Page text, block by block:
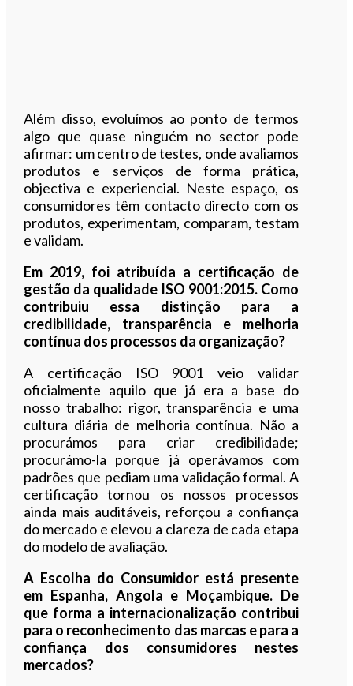
Além disso, evoluímos ao ponto de termos
algo que quase ninguém no sector pode
afirmar: um centro de testes, onde avaliamos
produtos e serviços de forma prática,
objectiva e experiencial. Neste espaço, os
consumidores têm contacto directo com os
produtos, experimentam, comparam, testam
e validam.
Em 2019, foi atribuída a certificação de
gestão da qualidade ISO 9001:2015. Como
contribuiu essa distinção para a
credibilidade, transparência e melhoria
contínua dos processos da organização?
A certificação ISO 9001 veio validar
oficialmente aquilo que já era a base do
nosso trabalho: rigor, transparência e uma
cultura diária de melhoria contínua. Não a
procurámos para criar credibilidade;
procurámo-la porque já operávamos com
padrões que pediam uma validação formal. A
certificação tornou os nossos processos
ainda mais auditáveis, reforçou a confiança
do mercado e elevou a clareza de cada etapa
do modelo de avaliação.
A Escolha do Consumidor está presente
em Espanha, Angola e Moçambique. De
que forma a internacionalização contribui
para o reconhecimento das marcas e para a
confiança dos consumidores nestes
mercados?